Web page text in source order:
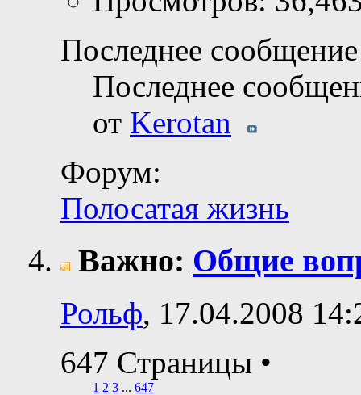
Последнее
Последнее
от Kerotan
Форум:
Полосатая жизнь
Важно: Общие
Рольф, 17.04.2008
647 Страницы •
1 2 3 ... 647